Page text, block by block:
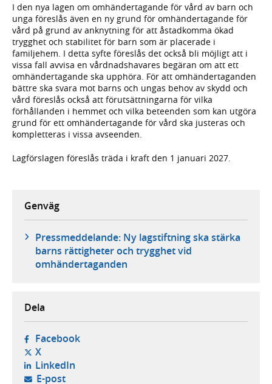
I den nya lagen om omhändertagande för vård av barn och
unga föreslås även en ny grund för omhändertagande för
vård på grund av anknytning för att åstadkomma ökad
trygghet och stabilitet för barn som är placerade i
familjehem. I detta syfte föreslås det också bli möjligt att i
vissa fall avvisa en vårdnadshavares begäran om att ett
omhändertagande ska upphöra. För att omhändertaganden
bättre ska svara mot barns och ungas behov av skydd och
vård föreslås också att förutsättningarna för vilka
förhållanden i hemmet och vilka beteenden som kan utgöra
grund för ett omhändertagande för vård ska justeras och
kompletteras i vissa avseenden.
Lagförslagen föreslås träda i kraft den 1 januari 2027.
Genväg
Pressmeddelande: Ny lagstiftning ska stärka
barns rättigheter och trygghet vid
omhändertaganden
Dela
Facebook- öppnas i ny flik, extern webbplats,
X- öppnas i ny flik, extern webbplats,
LinkedIn- öppnas i ny flik, extern webbplats,
E-post- öppnar din e-postklient,